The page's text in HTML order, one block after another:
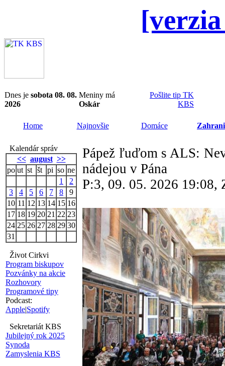
Dnes je sobota 08. 08.
2026
Meniny má
Oskár
Pošlite tip TK
KBS
Home Najnovšie Domáce
Kalendár správ
<< august >>
po ut st št pi so ne
1
2
3
4 5 6 7 8
9
10 11 12 13 14 15 16
17 18 19 20 21 22 23
24 25 26 27 28 29 30
31
Život Cirkvi
Program biskupov
Pozvánky na akcie
Rozhovory
Programové tipy
Podcast:
Apple|Spotify
Sekretariát KBS
Jubilejný rok 2025
Synoda
Zamyslenia KBS
Pápež ľuďom s ALS:
nádejou v Pána
P:3, 09. 05. 2026 19:08,